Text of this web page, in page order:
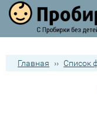
Главная ›› Список